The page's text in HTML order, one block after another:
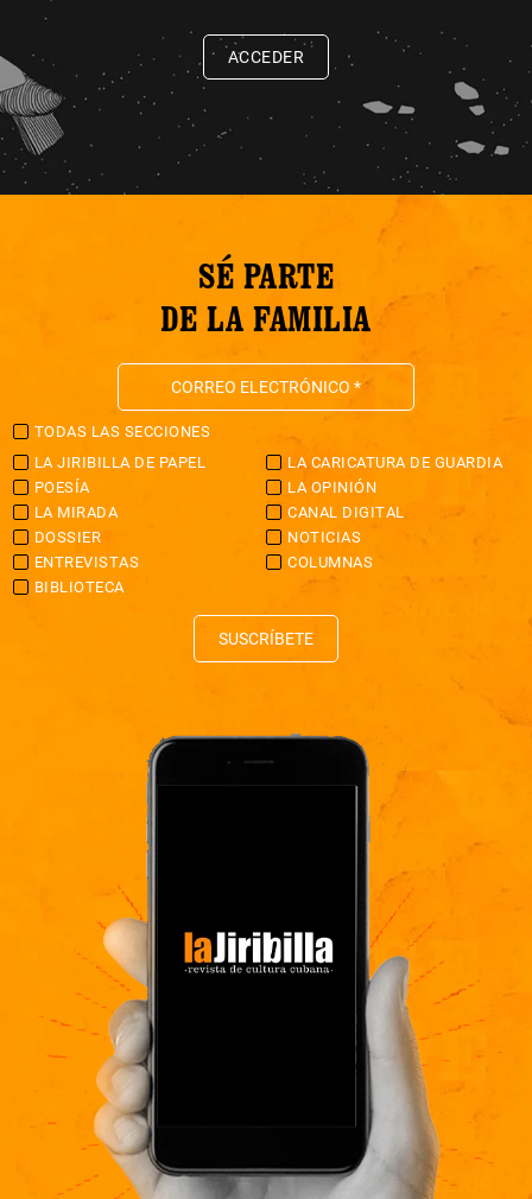
ACCEDER
SÉ PARTE
DE LA FAMILIA
TODAS LAS SECCIONES
LA JIRIBILLA DE PAPEL
LA CARICATURA DE GUARDIA
POESÍA
LA OPINIÓN
LA MIRADA
CANAL DIGITAL
DOSSIER
NOTICIAS
ENTREVISTAS
COLUMNAS
BIBLIOTECA
SUSCRÍBETE